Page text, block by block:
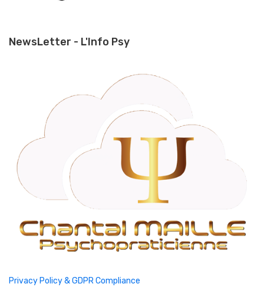
NewsLetter - L'Info Psy
Privacy Policy & GDPR Compliance